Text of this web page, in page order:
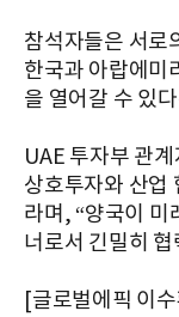
참석자들은 서로
한국과 아랍에미
을 열어갈 수 있
UAE 투자부 관
상호투자와 산업
라며, “양국이 미
너로서 긴밀히
[글로벌에픽 이